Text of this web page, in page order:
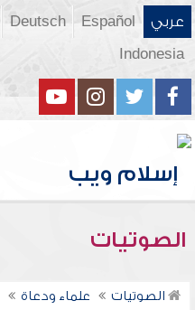
عربي Español
Deutsch
Indonesia
الصوتيات
الصوتيات علماء ودعاة